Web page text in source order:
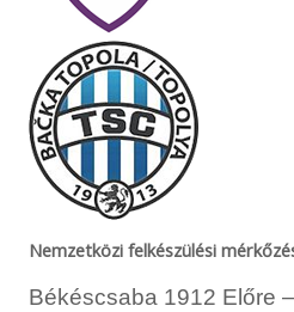
Nemzetközi felkészülési
Békéscsaba 1912 Előre